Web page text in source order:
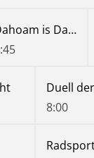
Dahoam is Dahoam
Duell
8:00